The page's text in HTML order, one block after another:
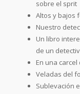
sobre el sprit
Altos y bajos
Nuestro
Un libro
de un
En una
Veladas del
Sublevación